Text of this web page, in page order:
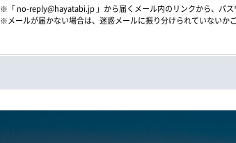
※「 no-reply@hayatabi.jp 」から届くメール内のリンクから、パス
※メールが届かない場合は、迷惑メールに振り分けられていないかご